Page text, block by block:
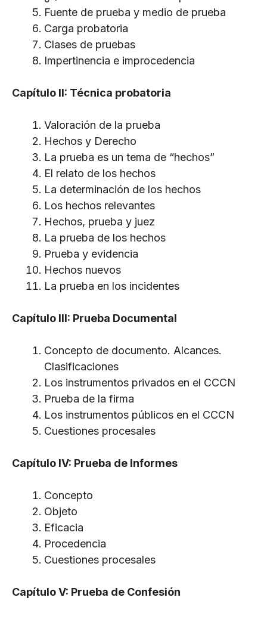
Fuente de prueba y medio de prueba
Carga probatoria
Clases de pruebas
Impertinencia e improcedencia
Capítulo II: Técnica probatoria
Valoración de la prueba
Hechos y Derecho
La prueba es un tema de “hechos”
El relato de los hechos
La determinación de los hechos
Los hechos relevantes
Hechos, prueba y juez
La prueba de los hechos
Prueba y evidencia
Hechos nuevos
La prueba en los incidentes
Capítulo III: Prueba Documental
Concepto de documento. Alcances.
Clasificaciones
Los instrumentos privados en el CCCN
Prueba de la firma
Los instrumentos públicos en el CCCN
Cuestiones procesales
Capítulo IV: Prueba de Informes
Concepto
Objeto
Eficacia
Procedencia
Cuestiones procesales
Capítulo V: Prueba de Confesión